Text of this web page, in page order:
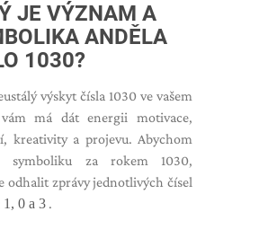
JE VÝZNAM A
ANDĚLA
1030?
výskyt čísla 1030 ve vašem
má dát energii motivace,
kreativity a projevu. Abychom
symboliku za rokem 1030,
odhalit zprávy jednotlivých čísel
1, 0 a 3 .